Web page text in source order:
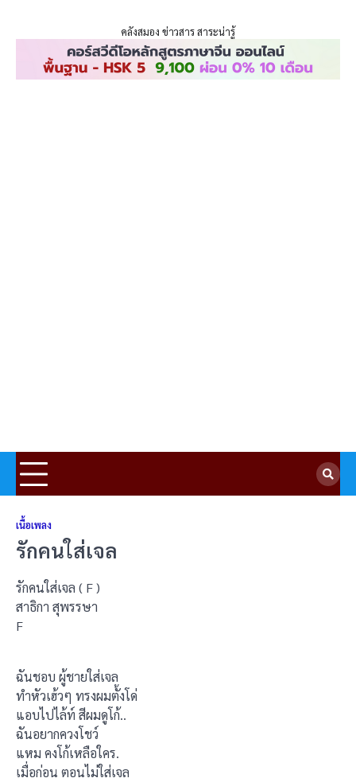
คลังสมอง ข่าวสาร สาระน่ารู้
เนื้อเพลง
รักคนใส่เจล
รักคนใส่เจล ( F )
สาธิกา สุพรรษา
F
ฉันชอบ ผู้ชายใส่เจล
ทำหัวเฮ้วๆ ทรงผมตั้งโด่
แอบไปไล้ท์ สีผมดูโก้..
ฉันอยากควงโชว์
แหม คงโก้เหลือใคร.
เมื่อก่อน ตอนไม่ใส่เจล